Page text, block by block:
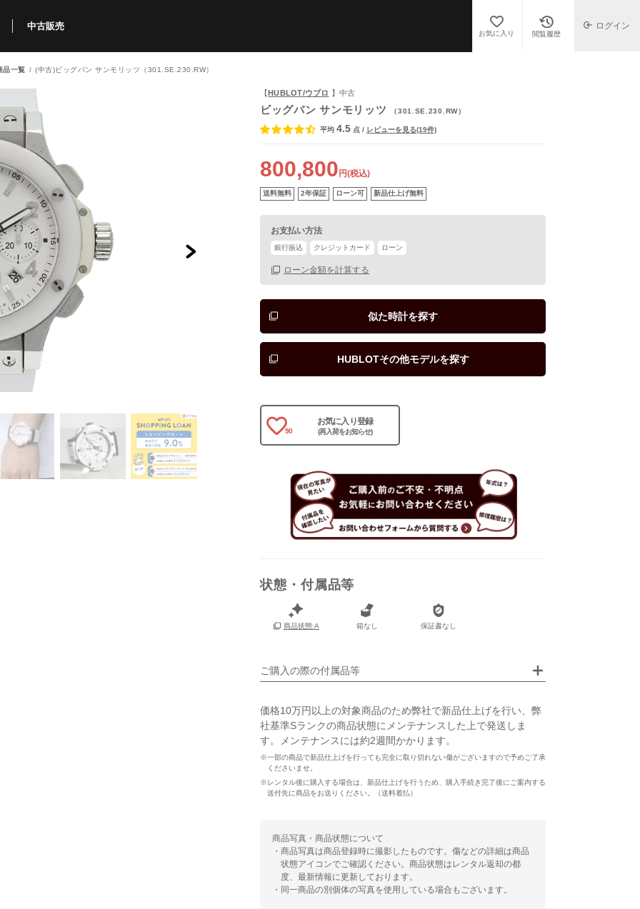
限定商品 購入可能商品
できるポイント カリトケとは？
方法 Q&A
中古販売
中古販売商品 ブランド一覧 中古販売について
お気に入り 閲覧履歴
ログイン
品一覧 (中古)ビッグバン サンモリッツ（301.SE.230.RW）
【HUBLOT/ウブロ 】中古
ビッグバン サンモリッツ （301.SE.230.RW）
平均 4.5 点 / レビューを見る(19件)
800,800 円(税込)
送料無料 2年保証 ローン可 新品仕上げ無料
お支払い方法
銀行振込 クレジットカード ローン
ローン金額を計算する
似た時計を探す
HUBLOTその他モデルを探す
90
お気に入り登録
(再入荷をお知らせ)
状態・付属品等
商品状態:A 箱なし 保証書なし
ご購入の際の付属品等
保証書
箱
価格10万円以上の対象商品のため弊社で新品仕上げを行い、弊
社基準Sランクの商品状態にメンテナンスした上で発送しま
す。メンテナンスには約2週間かかります。
※一部の商品で新品仕上げを行っても完全に取り切れない傷がございますので予めご了承
くださいませ。
※レンタル後に購入する場合は、新品仕上げを行うため、購入手続き完了後にご案内する
送付先に商品をお送りください。（送料着払）
商品写真・商品状態について
・商品写真は商品登録時に撮影したものです。傷などの詳細は商品
状態アイコンでご確認ください。商品状態はレンタル返却の都
度、最新情報に更新しております。
・同一商品の別個体の写真を使用している場合もございます。